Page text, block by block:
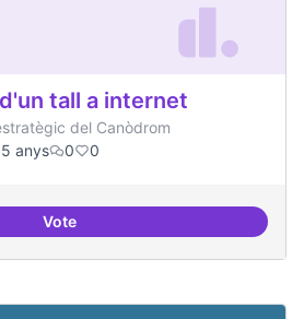
tall a internet
del Canòdrom
5 anys 0 0
VoteRefugi en cas d'un tall a internet